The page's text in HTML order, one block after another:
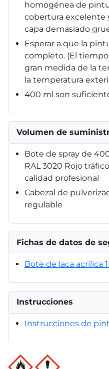
homogénea de
cobertura excelente
capa demasiado
Esperar a que la
completo. (El
gran medida de la
la temperatura
400 ml son
Volumen de
Bote de spray de
RAL 3020 Rojo
calidad profesional
Cabezal de
regulable
Fichas de datos de
Bote de laca acrílica
Instrucciones
Instrucciones de